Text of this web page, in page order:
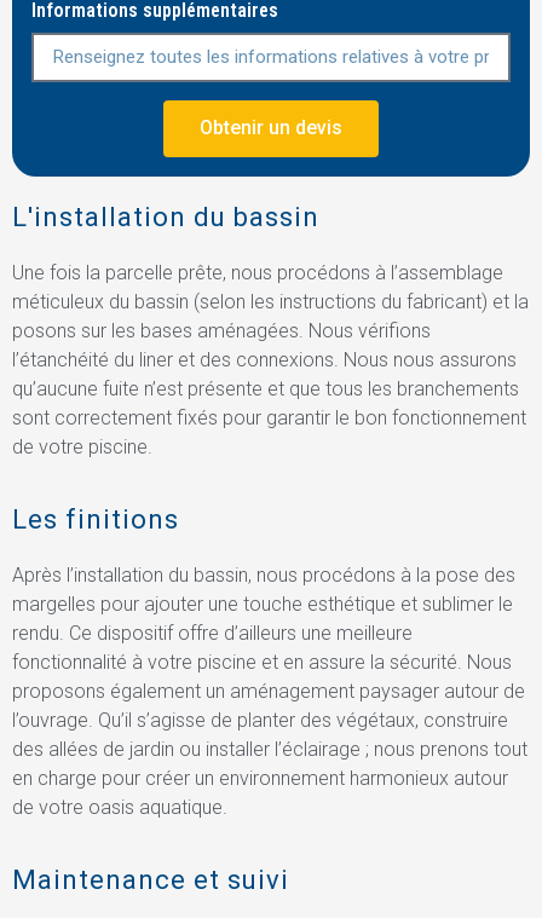
Informations supplémentaires
Obtenir un devis
L'installation du bassin
Une fois la parcelle prête, nous procédons à l’assemblage
méticuleux du bassin (selon les instructions du fabricant) et la
posons sur les bases aménagées. Nous vérifions
l’étanchéité du liner et des connexions. Nous nous assurons
qu’aucune fuite n’est présente et que tous les branchements
sont correctement fixés pour garantir le bon fonctionnement
de votre piscine.
Les finitions
Après l’installation du bassin, nous procédons à la pose des
margelles pour ajouter une touche esthétique et sublimer le
rendu. Ce dispositif offre d’ailleurs une meilleure
fonctionnalité à votre piscine et en assure la sécurité. Nous
proposons également un aménagement paysager autour de
l’ouvrage. Qu’il s’agisse de planter des végétaux, construire
des allées de jardin ou installer l’éclairage ; nous prenons tout
en charge pour créer un environnement harmonieux autour
de votre oasis aquatique.
Maintenance et suivi